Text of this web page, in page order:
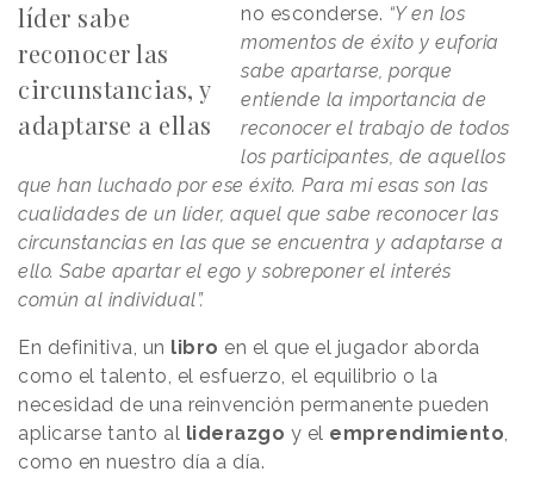
líder sabe
reconocer las
circunstancias, y
adaptarse a ellas
no esconderse. “Y en los
momentos de éxito y euforia
sabe apartarse, porque
entiende la importancia de
reconocer el trabajo de todos
los participantes, de aquellos
que han luchado por ese éxito. Para mi esas son las
cualidades de un líder, aquel que sabe reconocer las
circunstancias en las que se encuentra y adaptarse a
ello. Sabe apartar el ego y sobreponer el interés
común al individual”.
En definitiva, un libro en el que el jugador aborda
como el talento, el esfuerzo, el equilibrio o la
necesidad de una reinvención permanente pueden
aplicarse tanto al liderazgo y el emprendimiento,
como en nuestro día a día.